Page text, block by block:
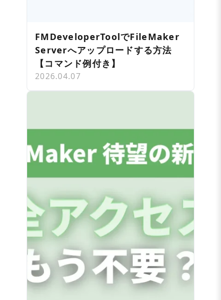
FMDeveloperToolでFileMaker
Serverへアップロードする方法
【コマンド例付き】
2026.04.07